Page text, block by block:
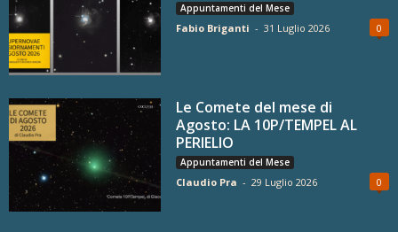
Appuntamenti del Mese
Fabio Briganti - 31 Luglio 2026 0
Le Comete del mese di
Agosto: LA 10P/TEMPEL AL
PERIELIO
Appuntamenti del Mese
Claudio Pra - 29 Luglio 2026 0